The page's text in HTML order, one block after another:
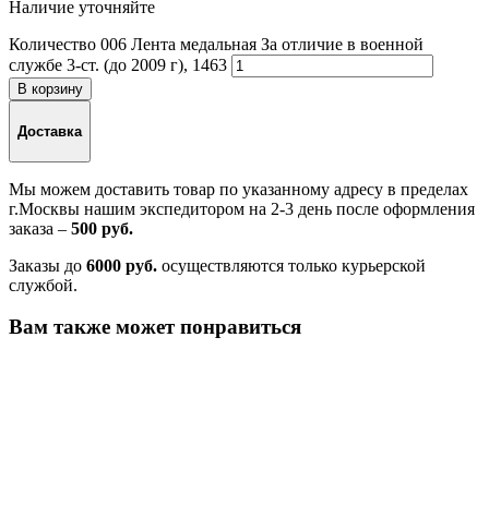
Наличие уточняйте
Количество 006 Лента медальная За отличие в военной
службе 3-ст. (до 2009 г), 1463
В корзину
Доставка
Мы можем доставить товар по указанному адресу в пределах
г.Москвы нашим экспедитором на 2-3 день после оформления
заказа – 500 руб.
Заказы до 6000 руб. осуществляются только курьерской
службой.
Вам также может понравиться